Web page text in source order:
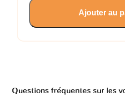
Ajouter au
Questions fréquentes sur les